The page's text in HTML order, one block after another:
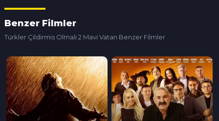
Benzer Filmler
Türkler Çildirmis Olmali 2 Mavi Vatan Benzer Filmler